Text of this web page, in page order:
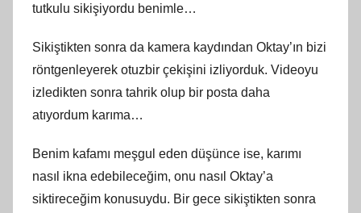
tutkulu sikişiyordu benimle…
Sikiştikten sonra da kamera kaydından Oktay’ın bizi
röntgenleyerek otuzbir çekişini izliyorduk. Videoyu
izledikten sonra tahrik olup bir posta daha
atıyordum karıma…
Benim kafamı meşgul eden düşünce ise, karımı
nasıl ikna edebileceğim, onu nasıl Oktay’a
siktireceğim konusuydu. Bir gece sikiştikten sonra